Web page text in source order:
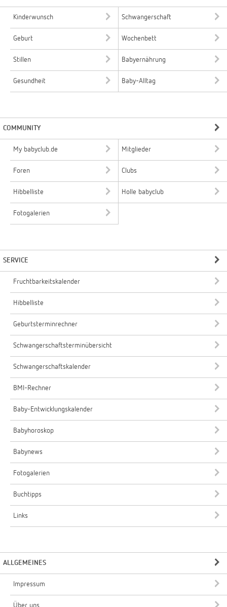
Kinderwunsch Schwangerschaft
Geburt Wochenbett
Stillen Babyernährung
Gesundheit Baby-Alltag
COMMUNITY
My babyclub.de Mitglieder
Foren Clubs
Hibbelliste Holle babyclub
Fotogalerien
SERVICE
Fruchtbarkeitskalender
Hibbelliste
Geburtsterminrechner
Schwangerschaftsterminübersicht
Schwangerschaftskalender
BMI-Rechner
Baby-Entwicklungskalender
Babyhoroskop
Babynews
Fotogalerien
Buchtipps
Links
ALLGEMEINES
Impressum
Über uns